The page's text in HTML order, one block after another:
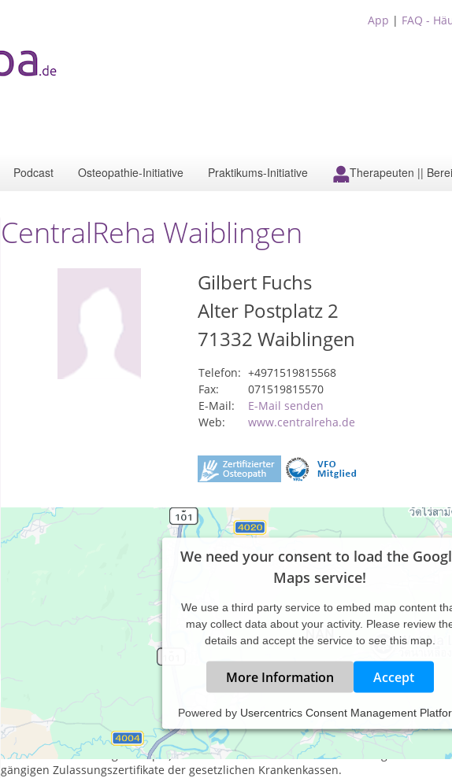
App | FAQ -
Podcast Osteopathie-Initiative Praktikums-Initiative Therapeuten ||
CentralReha Waiblingen
Gilbert Fuchs
Alter Postplatz 2
71332 Waiblingen
Telefon: +4971519815568
Fax:
071519815570
E-Mail:
E-Mail senden
Web:
www.centralreha.de
We need your consent to load the
Maps service!
We use a third party service to embed map content
may collect data about your activity. Please review
details and accept the service to see this map.
More Information Accept
Powered by Usercentrics Consent Management
Die CentralReha Waiblingen ist eine Praxis für Osteopathie und Physiotherapie.
zertifizierte Reha für die EAP (Komplextherapie bestehend aus
medizinische Trainingstherapie). Des weiteren haben wir eine Zulassung für die
gängigen Zulassungszertifikate der gesetzlichen Krankenkassen.